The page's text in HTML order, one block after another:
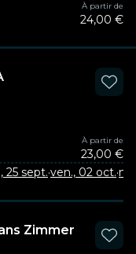
À partir de
24,00 €
À partir de
23,00 €
25 sept.·ven., 02 oct.·
Zimmer